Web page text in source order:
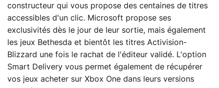
constructeur qui vous propose des centaines de titres
accessibles d'un clic. Microsoft propose ses
exclusivités dès le jour de leur sortie, mais également
les jeux Bethesda et bientôt les titres Activision-
Blizzard une fois le rachat de l'éditeur validé. L'option
Smart Delivery vous permet également de récupérer
vos jeux acheter sur Xbox One dans leurs versions